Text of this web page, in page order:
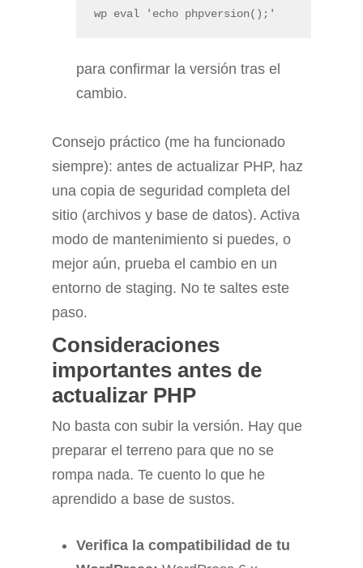
wp eval 'echo phpversion();'
para confirmar la versión tras el
cambio.
Consejo práctico (me ha funcionado
siempre): antes de actualizar PHP, haz
una copia de seguridad completa del
sitio (archivos y base de datos). Activa
modo de mantenimiento si puedes, o
mejor aún, prueba el cambio en un
entorno de staging. No te saltes este
paso.
Consideraciones
importantes antes de
actualizar PHP
No basta con subir la versión. Hay que
preparar el terreno para que no se
rompa nada. Te cuento lo que he
aprendido a base de sustos.
Verifica la compatibilidad de tu